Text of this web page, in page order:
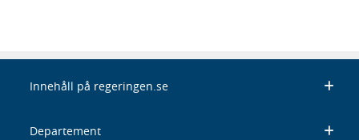
Innehåll på regeringen.se
Departement